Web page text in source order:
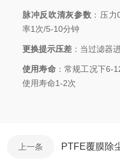
脉冲反吹清灰参数 ：压
率1次/5-10分钟
更换提示压差 ：当过滤器
使用寿命：常规工况下6-
使用寿命1-2次
上一条 PTFE覆膜除